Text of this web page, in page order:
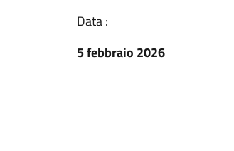
Data :
5 febbraio 2026